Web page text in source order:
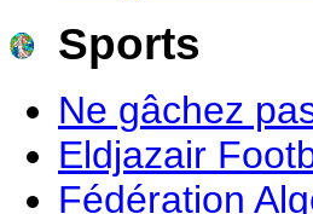
Sports
Ne gâchez
Eldjazair
Fédération